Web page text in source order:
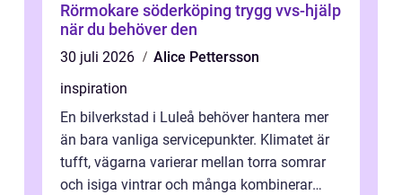
Rörmokare söderköping trygg vvs-hjälp
när du behöver den
30 juli 2026
Alice Pettersson
inspiration
En bilverkstad i Luleå behöver hantera mer
än bara vanliga servicepunkter. Klimatet är
tufft, vägarna varierar mellan torra somrar
och isiga vintrar och många kombinerar